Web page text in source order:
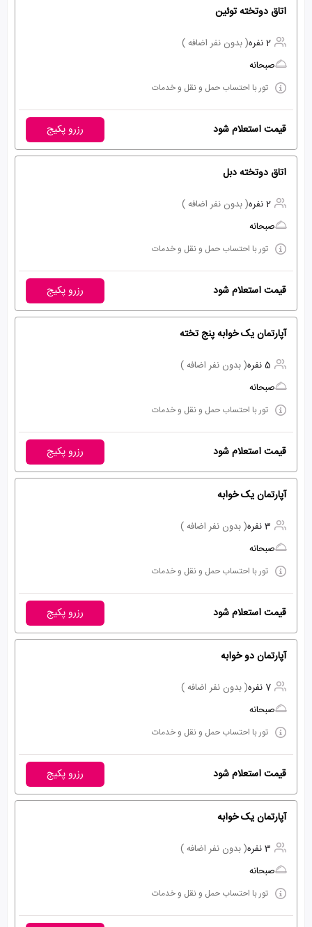
اتاق دوتخته توئین
2 نفره
( بدون نفر اضافه )
صبحانه
تور با احتساب حمل و نقل و خدمات
قیمت استعلام شود رزرو پکیج
اتاق دوتخته دبل
2 نفره
( بدون نفر اضافه )
صبحانه
تور با احتساب حمل و نقل و خدمات
قیمت استعلام شود رزرو پکیج
آپارتمان یک خوابه پنج تخته
5 نفره
( بدون نفر اضافه )
صبحانه
تور با احتساب حمل و نقل و خدمات
قیمت استعلام شود رزرو پکیج
آپارتمان یک خوابه
3 نفره
( بدون نفر اضافه )
صبحانه
تور با احتساب حمل و نقل و خدمات
قیمت استعلام شود رزرو پکیج
آپارتمان دو خوابه
7 نفره
( بدون نفر اضافه )
صبحانه
تور با احتساب حمل و نقل و خدمات
قیمت استعلام شود رزرو پکیج
آپارتمان یک خوابه
3 نفره
( بدون نفر اضافه )
صبحانه
تور با احتساب حمل و نقل و خدمات